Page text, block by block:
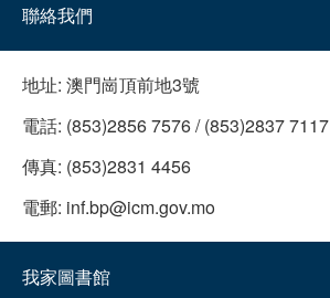
聯絡我們
地址: 澳門崗頂前地3號
電話: (853)2856 7576 / (853)2837 7117
傳真: (853)2831 4456
電郵: inf.bp@icm.gov.mo
我家圖書館